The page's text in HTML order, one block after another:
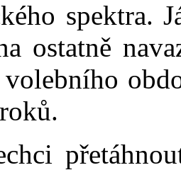
spektra.
ostatně